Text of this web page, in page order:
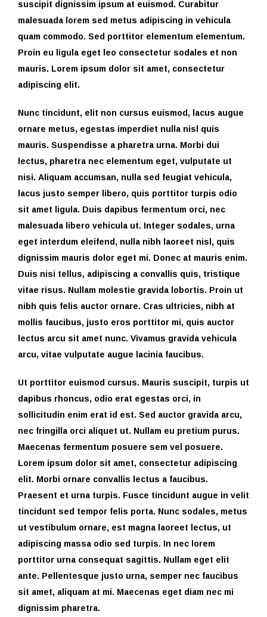
suscipit dignissim ipsum at euismod. Curabitur
malesuada lorem sed metus adipiscing in vehicula
quam commodo. Sed porttitor elementum elementum.
Proin eu ligula eget leo consectetur sodales et non
mauris. Lorem ipsum dolor sit amet, consectetur
adipiscing elit.
Nunc tincidunt, elit non cursus euismod, lacus augue
ornare metus, egestas imperdiet nulla nisl quis
mauris. Suspendisse a pharetra urna. Morbi dui
lectus, pharetra nec elementum eget, vulputate ut
nisi. Aliquam accumsan, nulla sed feugiat vehicula,
lacus justo semper libero, quis porttitor turpis odio
sit amet ligula. Duis dapibus fermentum orci, nec
malesuada libero vehicula ut. Integer sodales, urna
eget interdum eleifend, nulla nibh laoreet nisl, quis
dignissim mauris dolor eget mi. Donec at mauris enim.
Duis nisi tellus, adipiscing a convallis quis, tristique
vitae risus. Nullam molestie gravida lobortis. Proin ut
nibh quis felis auctor ornare. Cras ultricies, nibh at
mollis faucibus, justo eros porttitor mi, quis auctor
lectus arcu sit amet nunc. Vivamus gravida vehicula
arcu, vitae vulputate augue lacinia faucibus.
Ut porttitor euismod cursus. Mauris suscipit, turpis ut
dapibus rhoncus, odio erat egestas orci, in
sollicitudin enim erat id est. Sed auctor gravida arcu,
nec fringilla orci aliquet ut. Nullam eu pretium purus.
Maecenas fermentum posuere sem vel posuere.
Lorem ipsum dolor sit amet, consectetur adipiscing
elit. Morbi ornare convallis lectus a faucibus.
Praesent et urna turpis. Fusce tincidunt augue in velit
tincidunt sed tempor felis porta. Nunc sodales, metus
ut vestibulum ornare, est magna laoreet lectus, ut
adipiscing massa odio sed turpis. In nec lorem
porttitor urna consequat sagittis. Nullam eget elit
ante. Pellentesque justo urna, semper nec faucibus
sit amet, aliquam at mi. Maecenas eget diam nec mi
dignissim pharetra.